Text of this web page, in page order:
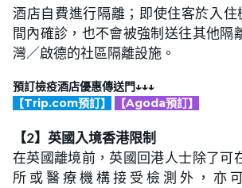
酒店自費進行隔離；即使住客於入住
間內確診，也不會被強制送往其他隔
灣／啟德的社區隔離設施。
預訂檢疫酒店優惠傳送門↓↓↓
【Trip.com預訂】
【Agoda預訂】
【2】英國入境香港限制
在英國離境前，英國回港人士除了可
所或醫療機構接受檢測外，亦